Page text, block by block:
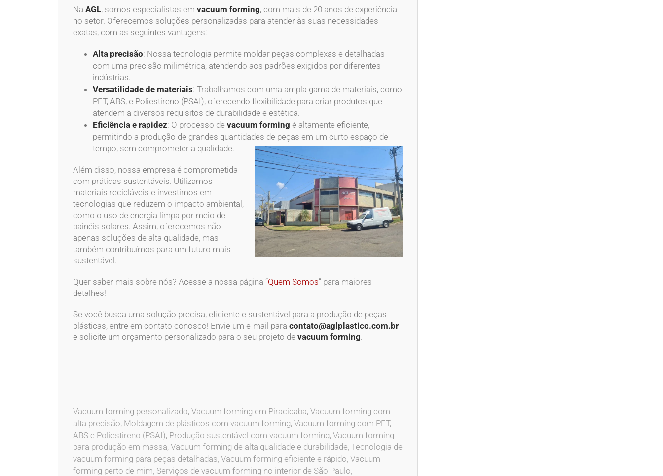
Na AGL, somos especialistas em vacuum forming, com mais de 20 anos de experiência
no setor. Oferecemos soluções personalizadas para atender às suas necessidades
exatas, com as seguintes vantagens:
Alta precisão: Nossa tecnologia permite moldar peças complexas e detalhadas
com uma precisão milimétrica, atendendo aos padrões exigidos por diferentes
indústrias.
Versatilidade de materiais: Trabalhamos com uma ampla gama de materiais, como
PET, ABS, e Poliestireno (PSAI), oferecendo flexibilidade para criar produtos que
atendem a diversos requisitos de durabilidade e estética.
Eficiência e rapidez: O processo de vacuum forming é altamente eficiente,
permitindo a produção de grandes quantidades de peças em um curto espaço de
tempo, sem comprometer a qualidade.
Além disso, nossa empresa é comprometida
com práticas sustentáveis. Utilizamos
materiais recicláveis e investimos em
tecnologias que reduzem o impacto ambiental,
como o uso de energia limpa por meio de
painéis solares. Assim, oferecemos não
apenas soluções de alta qualidade, mas
também contribuímos para um futuro mais
sustentável.
Quer saber mais sobre nós? Acesse a nossa página “Quem Somos” para maiores
detalhes!
Se você busca uma solução precisa, eficiente e sustentável para a produção de peças
plásticas, entre em contato conosco! Envie um e-mail para contato@aglplastico.com.br
e solicite um orçamento personalizado para o seu projeto de vacuum forming.
Vacuum forming personalizado, Vacuum forming em Piracicaba, Vacuum forming com
alta precisão, Moldagem de plásticos com vacuum forming, Vacuum forming com PET,
ABS e Poliestireno (PSAI), Produção sustentável com vacuum forming, Vacuum forming
para produção em massa, Vacuum forming de alta qualidade e durabilidade, Tecnologia de
vacuum forming para peças detalhadas, Vacuum forming eficiente e rápido, Vacuum
forming perto de mim, Serviços de vacuum forming no interior de São Paulo,